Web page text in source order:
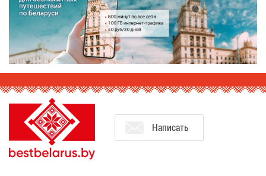
На­пи­сать